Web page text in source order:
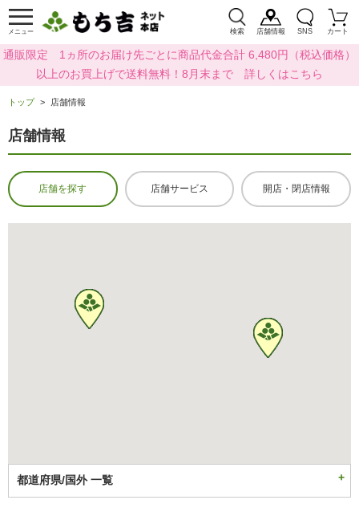
メニュー 検索 店舗情報 SNS カート
通販限定 1ヵ所のお届け先ごとに商品代金合計 6,480円（税込価格）
以上のお買上げで送料無料！8月末まで 詳しくはこちら
トップ 店舗情報
店舗情報
店舗を探す 店舗サービス 開店・閉店情報
都道府県/国外 一覧